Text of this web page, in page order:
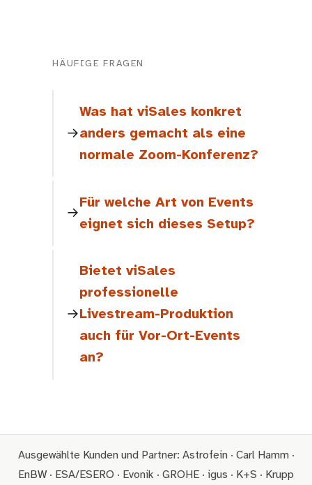
HÄUFIGE FRAGEN
Was hat viSales konkret
anders gemacht als eine
normale Zoom-Konferenz?
Für welche Art von Events
eignet sich dieses Setup?
Bietet viSales
professionelle
Livestream-Produktion
auch für Vor-Ort-Events
an?
Ausgewählte Kunden und Partner: Astrofein · Carl Hamm ·
EnBW · ESA/ESERO · Evonik · GROHE · igus · K+S · Krupp